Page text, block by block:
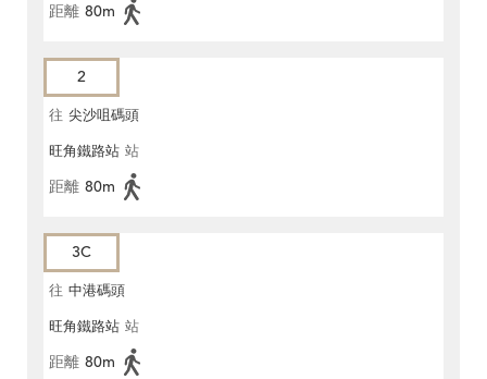
距離 80m
2
往 尖沙咀碼頭
旺角鐵路站 站
距離 80m
3C
往 中港碼頭
旺角鐵路站 站
距離 80m